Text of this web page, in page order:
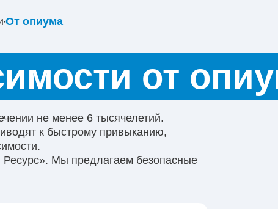
От опиума
от
не менее 6 тысячелетий.
к быстрому привыканию,
Мы предлагаем безопасные
очищение и восстановление организма,
заявку на выезд врача или записаться